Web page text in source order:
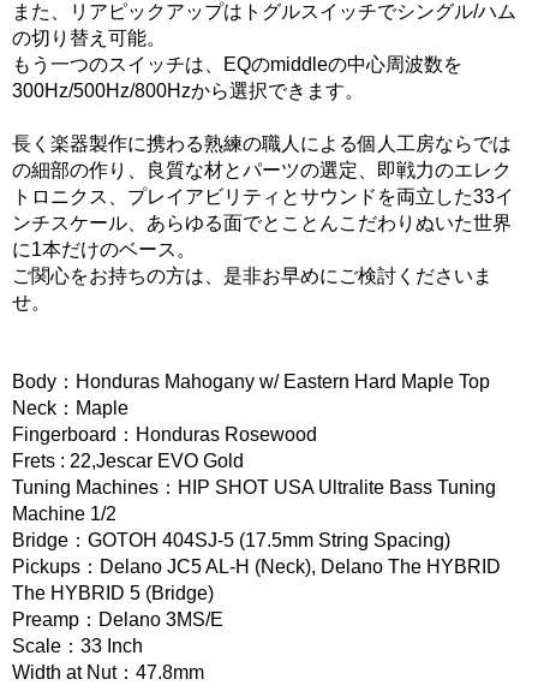
また、リアピックアップはトグルスイッチでシングル/ハム
の切り替え可能。
もう一つのスイッチは、EQのmiddleの中心周波数を
300Hz/500Hz/800Hzから選択できます。
長く楽器製作に携わる熟練の職人による個人工房ならでは
の細部の作り、良質な材とパーツの選定、即戦力のエレク
トロニクス、プレイアビリティとサウンドを両立した33イ
ンチスケール、あらゆる面でとことんこだわりぬいた世界
に1本だけのベース。
ご関心をお持ちの方は、是非お早めにご検討くださいま
せ。
Body：Honduras Mahogany w/ Eastern Hard Maple Top
Neck：Maple
Fingerboard：Honduras Rosewood
Frets : 22,Jescar EVO Gold
Tuning Machines：HIP SHOT USA Ultralite Bass Tuning
Machine 1/2
Bridge：GOTOH 404SJ-5 (17.5mm String Spacing)
Pickups：Delano JC5 AL-H (Neck), Delano The HYBRID
The HYBRID 5 (Bridge)
Preamp：Delano 3MS/E
Scale：33 Inch
Width at Nut：47.8mm